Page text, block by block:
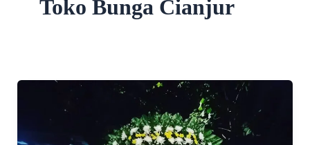
Toko Bunga Cianjur